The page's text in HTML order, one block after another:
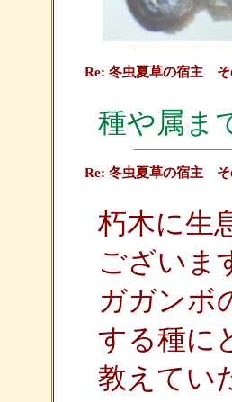
Re: 冬虫夏草の宿主 そ
種や属ま
Re: 冬虫夏草の宿主 そ
朽木に生
ございま
ガガンボ
する種に
教えてい